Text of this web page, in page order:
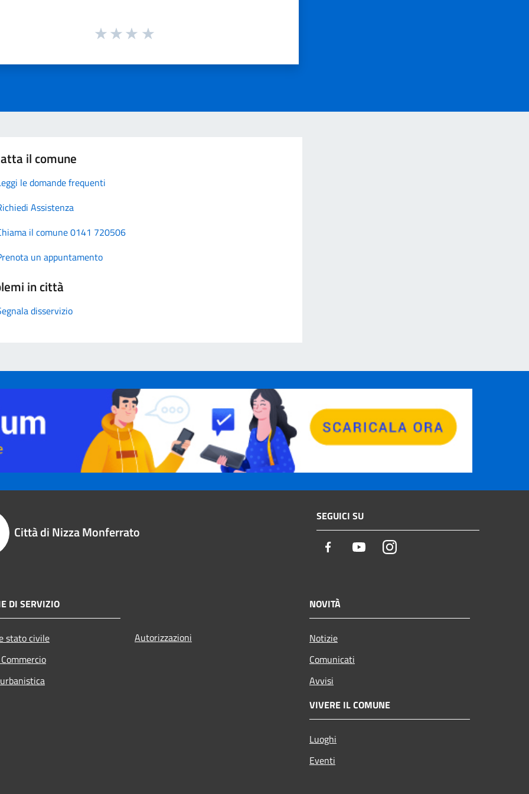
il comune
le domande frequenti
Assistenza
il comune 0141 720506
un appuntamento
in città
disservizio
Città di Nizza Monferrato
SEGUICI SU
Facebook YoutubeInstagram
DI SERVIZIO
stato civile
Autorizzazioni
NOVITÀ
Notizie
Comunicati
Avvisi
VIVERE IL COMUNE
Luoghi
Eventi